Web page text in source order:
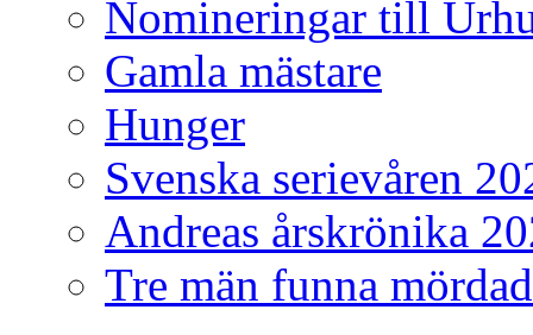
Nomineringar till
Gamla mästare
Hunger
Svenska serievåren
Andreas årskrönika
Tre män funna